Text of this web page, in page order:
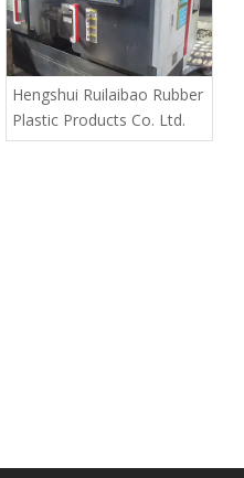
Hengshui Ruilaibao Rubber
Plastic Products Co. Ltd.